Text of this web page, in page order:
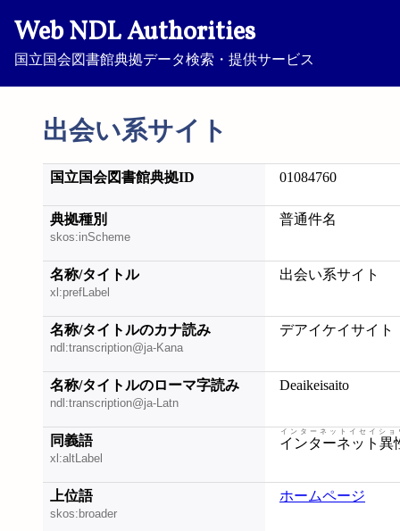
Web NDL Authorities
国立国会図書館典拠データ検索・提供サービス
出会い系サイト
国立国会図書館典拠ID 01084760
典拠種別
skos:inScheme
普通件名
名称/タイトル
xl:prefLabel
出会い系サイト
名称/タイトルのカナ読み
ndl:transcription@ja-Kana
デアイケイサイト
名称/タイトルのローマ字読み
ndl:transcription@ja-Latn
Deaikeisaito
同義語
xl:altLabel
インターネット異
インターネットイセイショ
上位語
skos:broader
ホームページ